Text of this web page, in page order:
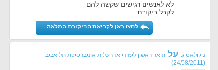
לא לאנשים רגישים שקשה להם
לקבל ביקורת...
לחצו כאן לקריאת הביקורת המלאה
ניקולאס ג. על תואר ראשון לימודי אדריכלות אוניברסיטת תל אביב
(
24/08/2011
)